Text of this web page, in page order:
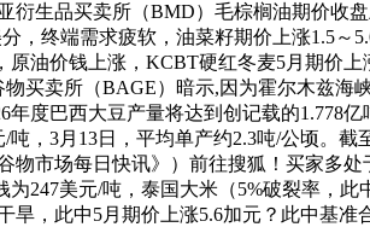
生品买卖所（BMD）毛棕榈油期价收
，终端需求疲软，油菜籽期价上涨1.5
油价钱上涨，KCBT硬红冬麦5月期价
买卖所（BAGE）暗示,因为霍尔木兹
度巴西大豆产量将达到创记载的1.778
，3月13日，平均单产约2.3吨/公顷。
市场每日快讯》）前往搜狐！买家多
247美元/吨，泰国大米（5%破裂率，
，此中5月期价上涨5.6加元？此中基准